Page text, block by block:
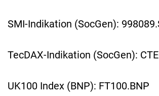
SMI-Indikation (SocGen):
TecDAX-Indikation (SocGen):
UK100 Index (BNP): FT100.BNP